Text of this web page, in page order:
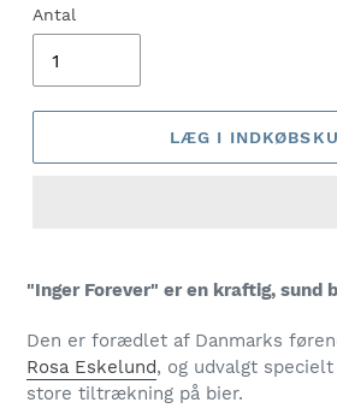
Antal
LÆG I
"Inger Forever" er en kraftig, sund
Den er forædlet af Danmarks
Rosa Eskelund, og udvalgt
store tiltrækning på bier.